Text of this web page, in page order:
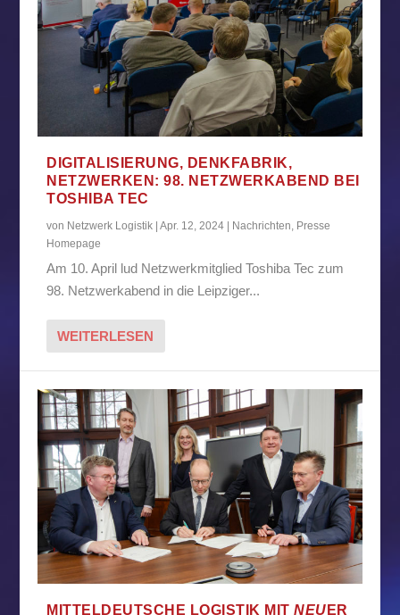
DIGITALISIERUNG, DENKFABRIK,
NETZWERKEN: 98. NETZWERKABEND BEI
TOSHIBA TEC
von Netzwerk Logistik |Apr. 12, 2024 | Nachrichten, Presse
Homepage
Am 10. April lud Netzwerkmitglied Toshiba Tec zum
98. Netzwerkabend in die Leipziger...
WEITERLESEN
MITTELDEUTSCHE LOGISTIK MITNEU ER